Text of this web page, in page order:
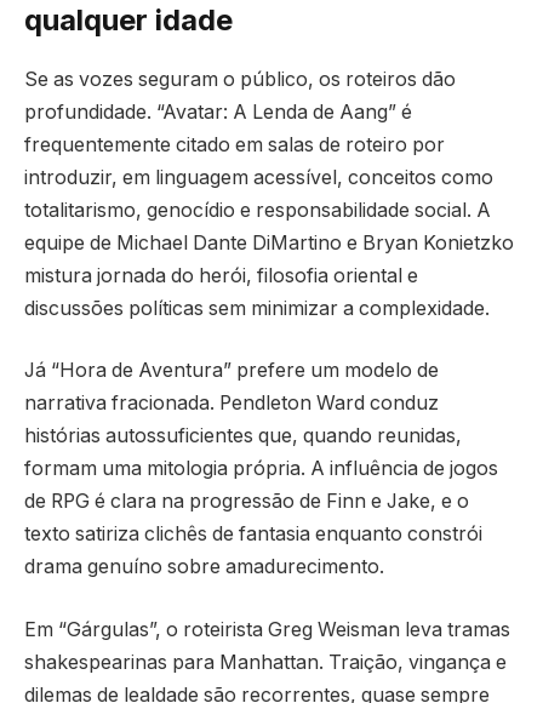
qualquer idade
Se as vozes seguram o público, os roteiros dão
profundidade. “Avatar: A Lenda de Aang” é
frequentemente citado em salas de roteiro por
introduzir, em linguagem acessível, conceitos como
totalitarismo, genocídio e responsabilidade social. A
equipe de Michael Dante DiMartino e Bryan Konietzko
mistura jornada do herói, filosofia oriental e
discussões políticas sem minimizar a complexidade.
Já “Hora de Aventura” prefere um modelo de
narrativa fracionada. Pendleton Ward conduz
histórias autossuficientes que, quando reunidas,
formam uma mitologia própria. A influência de jogos
de RPG é clara na progressão de Finn e Jake, e o
texto satiriza clichês de fantasia enquanto constrói
drama genuíno sobre amadurecimento.
Em “Gárgulas”, o roteirista Greg Weisman leva tramas
shakespearinas para Manhattan. Traição, vingança e
dilemas de lealdade são recorrentes, quase sempre